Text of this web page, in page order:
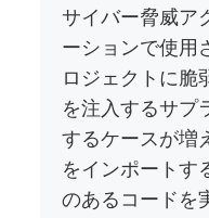
サイバー脅威ア
ーションで使用
ロジェクトに脆
を注入するサプ
するケースが増
をインポートす
のあるコードを